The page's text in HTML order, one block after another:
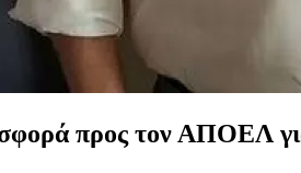
προς τον ΑΠΟΕΛ